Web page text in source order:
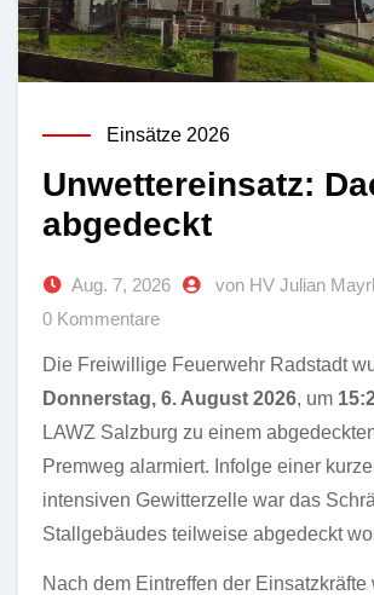
Einsätze 2026
Unwettereinsatz:
abgedeckt
Aug. 7, 2026
von HV Julian
0 Kommentare
Die Freiwillige Feuerwehr Radstadt
Donnerstag, 6. August 2026, um
LAWZ Salzburg zu einem
Premweg alarmiert. Infolge einer
intensiven Gewitterzelle war das
Stallgebäudes teilweise abgedeckt
Nach dem Eintreffen der Einsatzkräfte